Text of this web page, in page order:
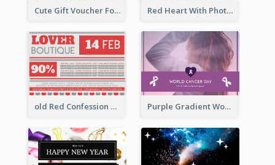
Cute Gift Voucher For Your Date Design Ideas Red Heart With Photo Valentines Day Gift Card
old Red Confession Gift Card Design Template Purple Gradient World Cancer Day Gift Card